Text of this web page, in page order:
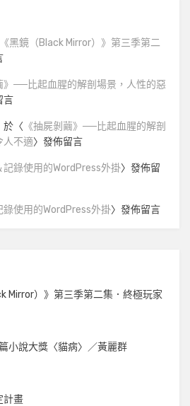
黑鏡（Black Mirror）》第三季第二
》──比起血腥的解剖場景，人性的惡
言
於〈 《抽屍剝繭》──比起血腥的解剖
人不適〉發佈留言
記錄使用的WordPress外掛〉發佈留
錄使用的WordPress外掛〉發佈留言
Mirror）》第三季第二集．終極玩家
小說大獎〈貓病〉／黃麗群
計畫